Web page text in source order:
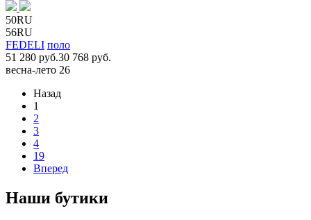
50RU
56RU
FEDELI поло
51 280 руб.30 768 руб.
весна-лето 26
Назад
1
2
3
4
19
Вперед
Наши бутики